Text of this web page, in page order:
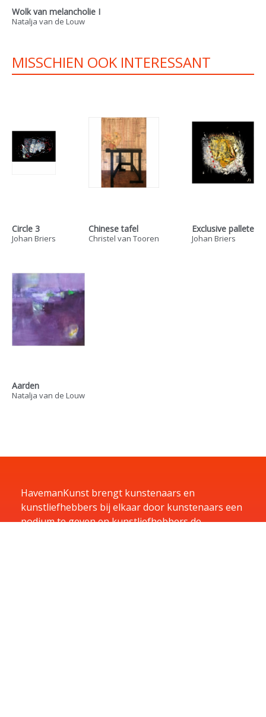
Wolk van melancholie I
Natalja van de Louw
MISSCHIEN OOK INTERESSANT
Circle 3
Johan Briers
Chinese tafel
Christel van Tooren
Exclusive pallete
Johan Briers
Aarden
Natalja van de Louw
HavemanKunst brengt kunstenaars en
kunstliefhebbers bij elkaar door kunstenaars een
podium te geven en kunstliefhebbers de